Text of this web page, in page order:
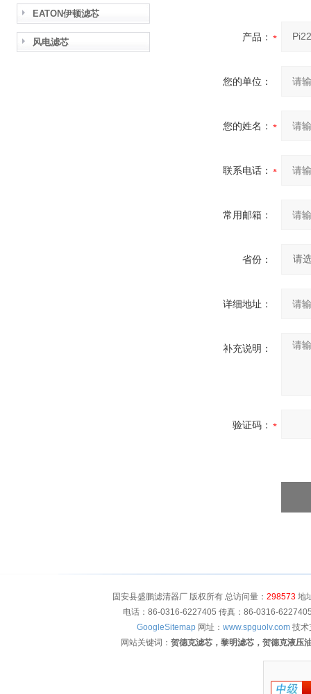
EATON伊顿滤芯
风电滤芯 产品：
您的单位：
您的姓名：
联系电话：
常用邮箱：
省份：
详细地址：
补充说明：
验证码：
固安县盛鹏滤清器厂 版权所有 总访问量： 298573地
电话：86-0316-6227405 传真：86-0316-
GoogleSitemap 网址： www.spguolv.com 技术
网站关键词： 贺德克滤芯，黎明滤芯，贺德克液压